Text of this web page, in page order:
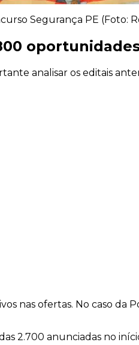
Segurança PE (Foto:
analisar os editais
nas ofertas. No caso da
2.700 anunciadas no